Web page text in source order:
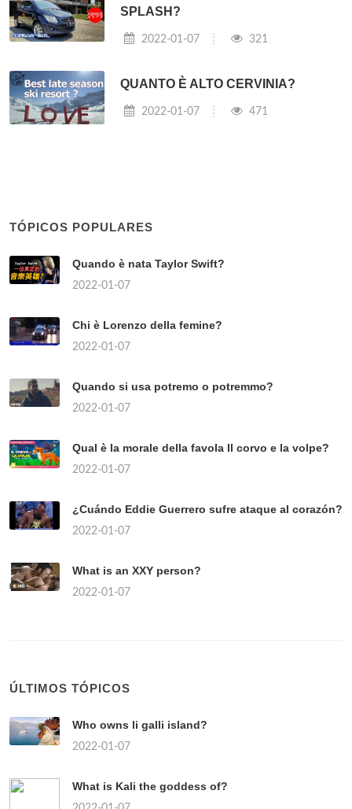
SPLASH?
2022-01-07 321
QUANTO È ALTO CERVINIA?
2022-01-07 471
TÓPICOS POPULARES
Quando è nata Taylor Swift?
2022-01-07
Chi è Lorenzo della femine?
2022-01-07
Quando si usa potremo o potremmo?
2022-01-07
Qual è la morale della favola Il corvo e la volpe?
2022-01-07
¿Cuándo Eddie Guerrero sufre ataque al corazón?
2022-01-07
What is an XXY person?
2022-01-07
ÚLTIMOS TÓPICOS
Who owns li galli island?
2022-01-07
What is Kali the goddess of?